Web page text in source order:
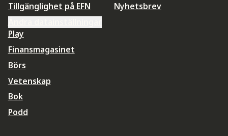
Tillgänglighet på EFN
Nyhetsbrev
Play
Finansmagasinet
Börs
Vetenskap
Bok
Podd